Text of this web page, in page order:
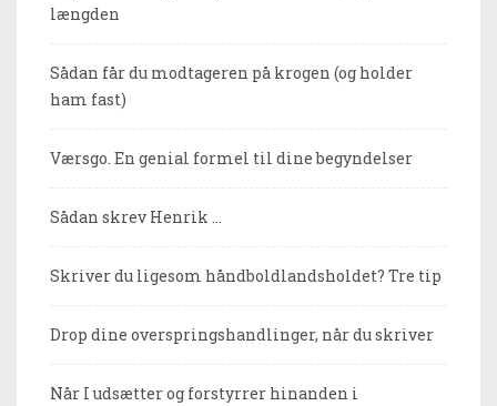
længden
Sådan får du modtageren på krogen (og holder
ham fast)
Værsgo. En genial formel til dine begyndelser
Sådan skrev Henrik …
Skriver du ligesom håndboldlandsholdet? Tre tip
Drop dine overspringshandlinger, når du skriver
Når I udsætter og forstyrrer hinanden i